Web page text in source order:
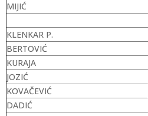
MIJIĆ
KLENKAR P.
BERTOVIĆ
KURAJA
JOZIĆ
KOVAČEVIĆ
DADIĆ